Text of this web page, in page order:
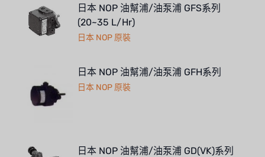
日本 NOP 油幫浦/油泵浦 GFS系列
(20~35 L/Hr)
日本 NOP 原裝
日本 NOP 油幫浦/油泵浦 GFH系列
日本 NOP 原裝
日本 NOP 油幫浦/油泵浦 GD(VK)系列